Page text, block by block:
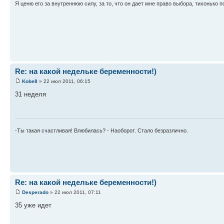
Я ценю его за внутреннюю силу, за то, что он дает мне право выбора, тихонько
Re: на какой недельке беременности!)
Kobe8 » 22 июл 2011, 06:15
31 неделя
-Ты такая счастливая! Влюбилась? - Наоборот. Стало безразлично.
Re: на какой недельке беременности!)
Desperado » 22 июл 2011, 07:11
35 уже идет